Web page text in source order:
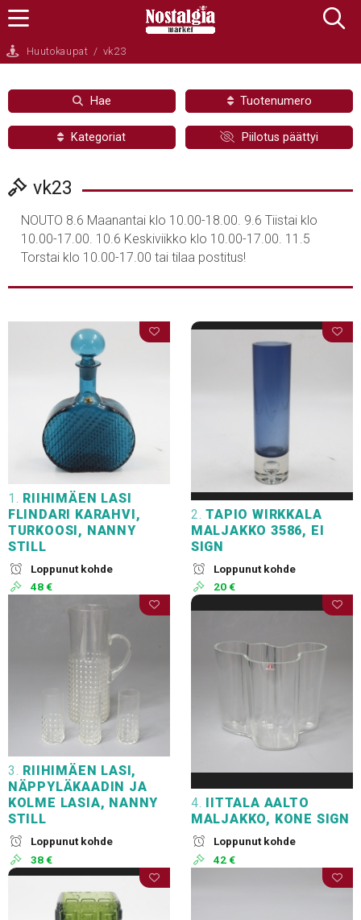
Huutokaupat / vk23
Hae Tuotenumero
Kategoriat Piilotus päättyi
vk23
NOUTO 8.6 Maanantai klo 10.00-18.00. 9.6 Tiistai klo
10.00-17.00. 10.6 Keskiviikko klo 10.00-17.00. 11.5
Torstai klo 10.00-17.00 tai tilaa postitus!
1.
RIIHIMÄEN LASI
FLINDARI KARAHVI,
TURKOOSI, NANNY
STILL
Loppunut kohde
48 €
2. TAPIO WIRKKALA
MALJAKKO 3586, EI
SIGN
Loppunut kohde
20 €
3. RIIHIMÄEN LASI,
NÄPPYLÄKAADIN JA
KOLME LASIA, NANNY
STILL
Loppunut kohde
38 €
4. IITTALA AALTO
MALJAKKO, KONE SIGN
Loppunut kohde
42 €